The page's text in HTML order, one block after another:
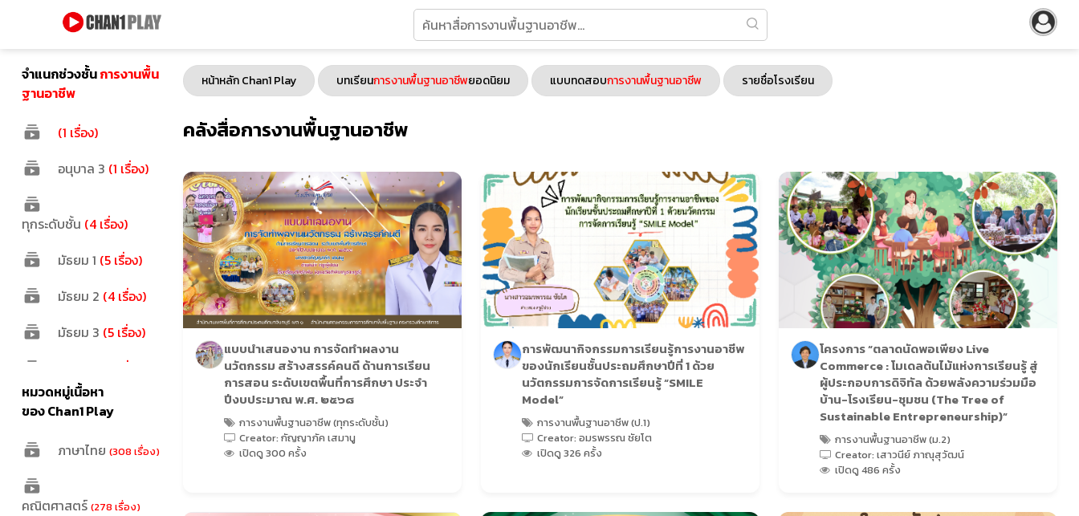
จำแนกช่วงชั้นการงานพื้น
ฐานอาชีพ
(1 เรื่อง)
อนุบาล 3 (1 เรื่อง)
ทุกระดับชั้น (4 เรื่อง)
มัธยม 1 (5 เรื่อง)
มัธยม 2 (4 เรื่อง)
มัธยม 3 (5 เรื่อง)
(2 เรื่อง)
ประถม 4
ประถม 5
(5 เรื่อง)
หมวดหมู่เนื้อหา
ของ Chan1 Play
ภาษาไทย (308 เรื่อง)
คณิตศาสตร์ (278 เรื่อง)
หน้าหลัก Chan1 Play บทเรียนการงานพื้นฐานอาชีพยอดนิยม แบบทดสอบการงานพื้นฐานอาชีพ รายชื่อโรงเรียน
คลังสื่อการงานพื้นฐานอาชีพ
แบบนําเสนองาน การจัดทําผลงาน
นวัตกรรม สร้างสรรค์คนดี ด้านการเรียน
การสอน ระดับเขตพื้นที่การศึกษา ประจำ
ปีงบประมาณ พ.ศ. ๒๕๖๘
การงานพื้นฐานอาชีพ (ทุกระดับชั้น)
Creator: กัญญาภัค เสมานู
เปิดดู 300 ครั้ง
การพัฒนากิจกรรมการเรียนรู้การงานอาชีพ
ของนักเรียนชั้นประถมศึกษาปีที่ 1 ด้วย
นวัตกรรมการจัดการเรียนรู้ “SMILE
Model”
การงานพื้นฐานอาชีพ (ป.1)
Creator: อมรพรรณ ชัยโต
เปิดดู 326 ครั้ง
โครงการ “ตลาดนัดพอเพียง Live
Commerce : โมเดลต้นไม้แห่งการเรียนรู้ สู่
ผู้ประกอบการดิจิทัล ด้วยพลังความร่วมมือ
บ้าน-โรงเรียน-ชุมชน (The Tree of
Sustainable Entrepreneurship)”
การงานพื้นฐานอาชีพ (ม.2)
Creator: เสาวนีย์ ภาณุสุวัฒน์
เปิดดู 486 ครั้ง